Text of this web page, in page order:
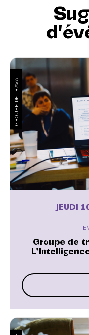
GROUPE DE TRAVAIL
JEUDI
Groupe de